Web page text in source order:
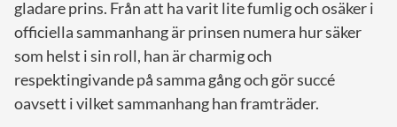
gladare prins. Från att ha varit lite fumlig och osäker i
officiella sammanhang är prinsen numera hur säker
som helst i sin roll, han är charmig och
respektingivande på samma gång och gör succé
oavsett i vilket sammanhang han framträder.